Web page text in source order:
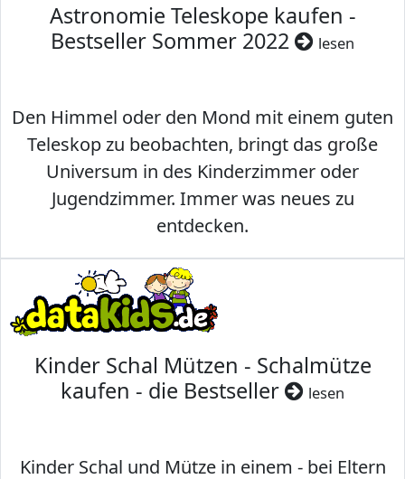
Astronomie Teleskope kaufen -
Bestseller Sommer 2022
lesen
Den Himmel oder den Mond mit einem guten
Teleskop zu beobachten, bringt das große
Universum in des Kinderzimmer oder
Jugendzimmer. Immer was neues zu
entdecken.
Kinder Schal Mützen - Schalmütze
kaufen - die Bestseller
lesen
Kinder Schal und Mütze in einem - bei Eltern